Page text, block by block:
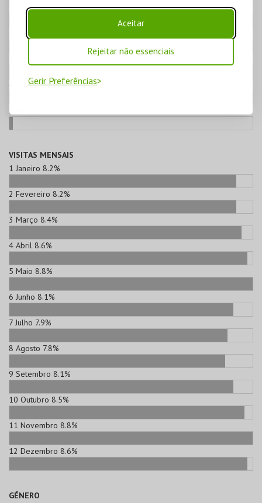
Aceitar
Rejeitar não essenciais
Gerir Preferências
Facebook93.6%
2 Twitter
4 Linkedin0.8%
5
VISITAS MENSAIS
1 Janeiro 8.2%
2 Fevereiro 8.2%
3 Março 8.4%
4 Abril 8.6%
5 Maio 8.8%
6 Junho 8.1%
7 Julho 7.9%
8 Agosto 7.8%
9 Setembro 8.1%
10 Outubro 8.5%
11 Novembro 8.8%
12 Dezembro 8.6%
GÉNERO